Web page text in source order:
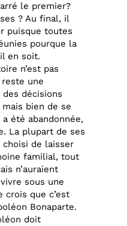
le premier?
? Au final, il
puisque toutes
pourque la
en soit.
n’est pas
une
décisions
bien de se
été abandonnée,
La plupart de ses
de laisser
familial, tout
n’auraient
sous une
crois que c’est
Bonaparte.
doit